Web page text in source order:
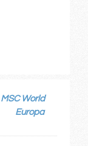
MSC World
Europa